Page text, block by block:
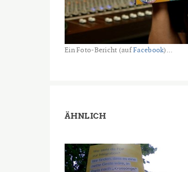
Ein Foto-Bericht (aufFacebook)…
ÄHNLICH